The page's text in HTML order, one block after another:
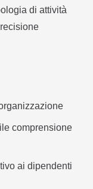
di attività
comprensione
ai dipendenti